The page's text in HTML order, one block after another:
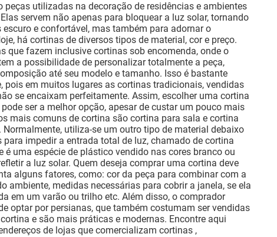
peças utilizadas na decoração de residências e ambientes
servem não apenas para bloquear a luz solar, tornando
e confortável, mas também para adornar o
há cortinas de diversos tipos de material, cor e preço.
que fazem inclusive cortinas sob encomenda, onde o
a possibilidade de personalizar totalmente a peça,
até seu modelo e tamanho. Isso é bastante
pois em muitos lugares as cortinas tradicionais, vendidas
se encaixam perfeitamente. Assim, escolher uma cortina
ser a melhor opção, apesar de custar um pouco mais
mais comuns de cortina são cortina para sala e cortina
Normalmente, utiliza-se um outro tipo de material debaixo
para impedir a entrada total de luz, chamado de cortina
é uma espécie de plástico vendido nas cores branco ou
a luz solar. Quem deseja comprar uma cortina deve
alguns fatores, como: cor da peça para combinar com a
ambiente, medidas necessárias para cobrir a janela, se ela
em um varão ou trilho etc. Além disso, o comprador
optar por persianas, que também costumam ser vendidas
e são mais práticas e modernas. Encontre aqui
de lojas que comercializam cortinas ,